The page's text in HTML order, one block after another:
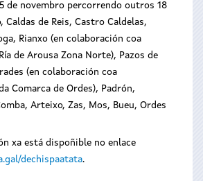
de novembro percorrendo outros 18
Caldas de Reis, Castro Caldelas,
Rianxo (en colaboración coa
de Arousa Zona Norte), Pazos de
(en colaboración coa
Comarca de Ordes), Padrón,
Arteixo, Zas, Mos, Bueu, Ordes
xa está dispoñible no enlace
dechispaatata.